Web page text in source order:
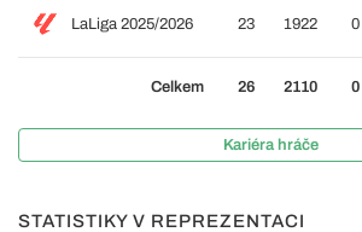
LaLiga 2025/2026 23 1922 0
Celkem 26 2110 0
Kariéra hráče
STATISTIKY V REPREZENTACI